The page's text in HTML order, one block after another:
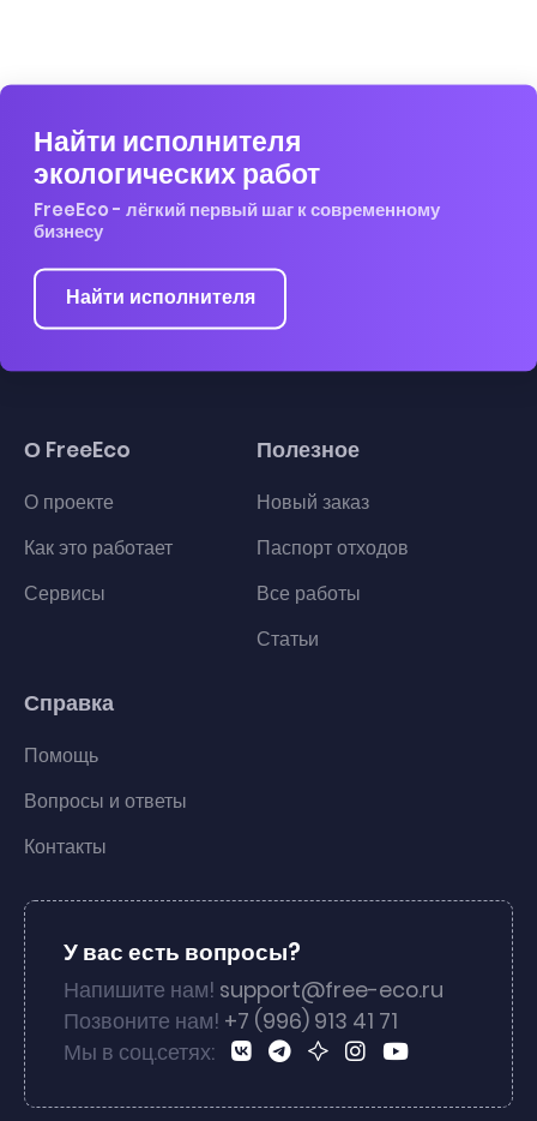
Найти исполнителя
экологических работ
FreeEco - лёгкий первый шаг к современному
бизнесу
Найти исполнителя
О FreeEco
О проекте
Как это работает
Сервисы
Полезное
Новый заказ
Паспорт отходов
Все работы
Статьи
Справка
Помощь
Вопросы и ответы
Контакты
У вас есть вопросы?
Напишите нам! support@free-eco.ru
Позвоните нам! +7 (996) 913 41 71
Мы в соц.сетях: